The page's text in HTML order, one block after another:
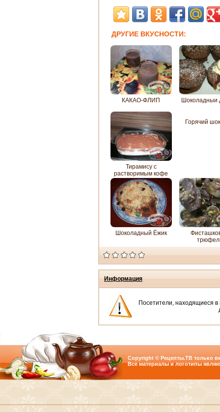
ДРУГИЕ ВКУСНОСТИ:
КАКАО-ФЛИП Шоколадныи
Тирамису с
растворимым кофе
Горячий
Шоколадный Ёжик
Информация
Посетители, находящиеся в
Copyright © Рецепты.ТВ только
Все материалы и логотипы